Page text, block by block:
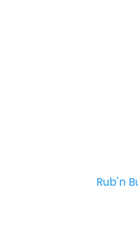
Rub'n